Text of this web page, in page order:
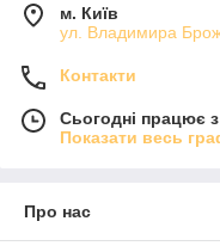
м. Київ
ул. Владимира
Контакти
Сьогодні працює
Показати весь
Про нас